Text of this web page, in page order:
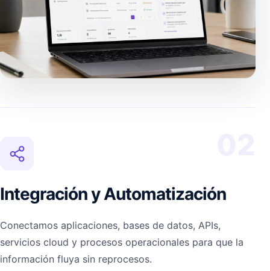
Integración y Automatización
Conectamos aplicaciones, bases de datos, APIs,
servicios cloud y procesos operacionales para que la
información fluya sin reprocesos.